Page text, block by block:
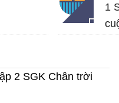
1
2 SGK Chân trời